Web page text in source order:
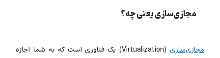
مجازی‌سازی یعنی چه؟
مجازی‌سازی
(Virtualization) یک فناوری است که به شما اجازه